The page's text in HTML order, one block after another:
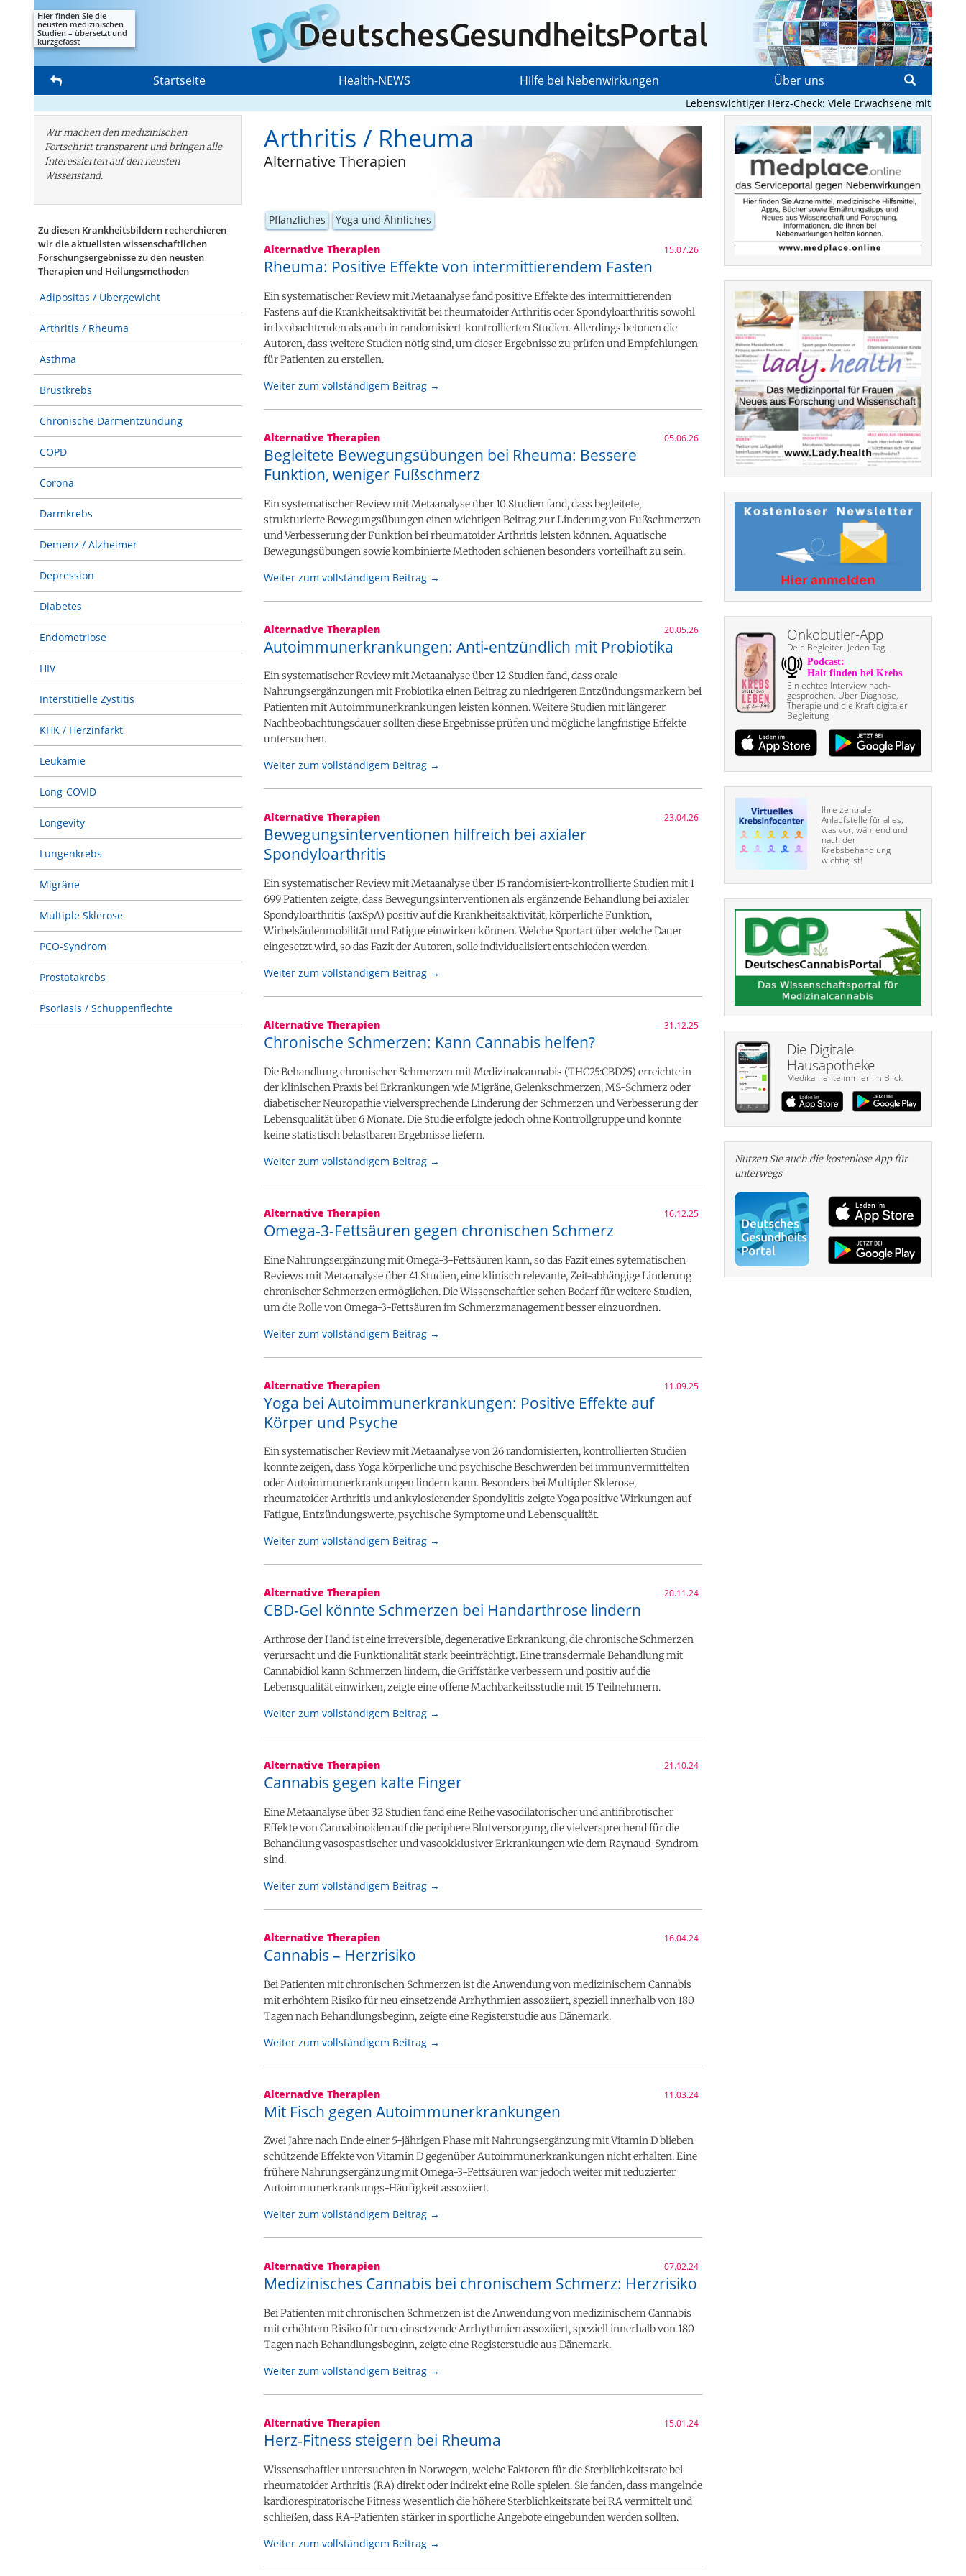
Hier finden Sie die
neusten medizinischen
Studien – übersetzt und
kurzgefasst
Startseite Health-NEWS Hilfe bei Nebenwirkungen Über uns
Lebenswichtiger Herz-Check: Viele Erwachsene mit
Wir machen den medizinischen
Fortschritt transparent und bringen alle
Interessierten auf den neusten
Wissenstand.
Zu diesen Krankheitsbildern recherchieren
wir die aktuellsten wissenschaftlichen
Forschungs­ergebnisse zu den neusten
Therapien und Heilungsmethoden
Adipositas / Übergewicht
Arthritis / Rheuma
Asthma
Brustkrebs
Chronische Darmentzündung
COPD
Corona
Darmkrebs
Demenz / Alzheimer
Depression
Diabetes
Endometriose
HIV
Interstitielle Zystitis
KHK / Herzinfarkt
Leukämie
Long-COVID
Longevity
Lungenkrebs
Migräne
Multiple Sklerose
PCO-Syndrom
Prostatakrebs
Psoriasis / Schuppenflechte
Arthritis / Rheuma
Alternative Therapien
Pflanzliches Yoga und Ähnliches
Alternative Therapien 15.07.26
Rheuma: Positive Effekte von intermittierendem Fasten
Ein systematischer Review mit Metaanalyse fand positive Effekte des intermittierenden
Fastens auf die Krankheitsaktivität bei rheumatoider Arthritis oder Spondyloarthritis sowohl
in beobachtenden als auch in randomisiert-kontrollierten Studien. Allerdings betonen die
Autoren, dass weitere Studien nötig sind, um dieser Ergebnisse zu prüfen und Empfehlungen
für Patienten zu erstellen.
Weiter zum vollständigem Beitrag →
Alternative Therapien 05.06.26
Begleitete Bewegungsübungen bei Rheuma: Bessere
Funktion, weniger Fußschmerz
Ein systematischer Review mit Metaanalyse über 10 Studien fand, dass begleitete,
strukturierte Bewegungsübungen einen wichtigen Beitrag zur Linderung von Fußschmerzen
und Verbesserung der Funktion bei rheumatoider Arthritis leisten können. Aquatische
Bewegungsübungen sowie kombinierte Methoden schienen besonders vorteilhaft zu sein.
Weiter zum vollständigem Beitrag →
Alternative Therapien 20.05.26
Autoimmunerkrankungen: Anti-entzündlich mit Probiotika
Ein systematischer Review mit Metaanalyse über 12 Studien fand, dass orale
Nahrungsergänzungen mit Probiotika einen Beitrag zu niedrigeren Entzündungsmarkern bei
Patienten mit Autoimmunerkrankungen leisten können. Weitere Studien mit längerer
Nachbeobachtungsdauer sollten diese Ergebnisse prüfen und mögliche langfristige Effekte
untersuchen.
Weiter zum vollständigem Beitrag →
Alternative Therapien 23.04.26
Bewegungsinterventionen hilfreich bei axialer
Spondyloarthritis
Ein systematischer Review mit Metaanalyse über 15 randomisiert-kontrollierte Studien mit 1
699 Patienten zeigte, dass Bewegungsinterventionen als ergänzende Behandlung bei axialer
Spondyloarthritis (axSpA) positiv auf die Krankheitsaktivität, körperliche Funktion,
Wirbelsäulenmobilität und Fatigue einwirken können. Welche Sportart über welche Dauer
eingesetzt wird, so das Fazit der Autoren, solle individualisiert entschieden werden.
Weiter zum vollständigem Beitrag →
Alternative Therapien 31.12.25
Chronische Schmerzen: Kann Cannabis helfen?
Die Behandlung chronischer Schmerzen mit Medizinalcannabis (THC25:CBD25) erreichte in
der klinischen Praxis bei Erkrankungen wie Migräne, Gelenkschmerzen, MS-Schmerz oder
diabetischer Neuropathie vielversprechende Linderung der Schmerzen und Verbesserung der
Lebensqualität über 6 Monate. Die Studie erfolgte jedoch ohne Kontrollgruppe und konnte
keine statistisch belastbaren Ergebnisse liefern.
Weiter zum vollständigem Beitrag →
Alternative Therapien 16.12.25
Omega-3-Fettsäuren gegen chronischen Schmerz
Eine Nahrungsergänzung mit Omega-3-Fettsäuren kann, so das Fazit eines sytematischen
Reviews mit Metaanalyse über 41 Studien, eine klinisch relevante, Zeit-abhängige Linderung
chronischer Schmerzen ermöglichen. Die Wissenschaftler sehen Bedarf für weitere Studien,
um die Rolle von Omega-3-Fettsäuren im Schmerzmanagement besser einzuordnen.
Weiter zum vollständigem Beitrag →
Alternative Therapien 11.09.25
Yoga bei Autoimmunerkrankungen: Positive Effekte auf
Körper und Psyche
Ein systematischer Review mit Metaanalyse von 26 randomisierten, kontrollierten Studien
konnte zeigen, dass Yoga körperliche und psychische Beschwerden bei immunvermittelten
oder Autoimmunerkrankungen lindern kann. Besonders bei Multipler Sklerose,
rheumatoider Arthritis und ankylosierender Spondylitis zeigte Yoga positive Wirkungen auf
Fatigue, Entzündungswerte, psychische Symptome und Lebensqualität.
Weiter zum vollständigem Beitrag →
Alternative Therapien 20.11.24
CBD-Gel könnte Schmerzen bei Handarthrose lindern
Arthrose der Hand ist eine irreversible, degenerative Erkrankung, die chronische Schmerzen
verursacht und die Funktionalität stark beeinträchtigt. Eine transdermale Behandlung mit
Cannabidiol kann Schmerzen lindern, die Griffstärke verbessern und positiv auf die
Lebensqualität einwirken, zeigte eine offene Machbarkeitsstudie mit 15 Teilnehmern.
Weiter zum vollständigem Beitrag →
Alternative Therapien 21.10.24
Cannabis gegen kalte Finger
Eine Metaanalyse über 32 Studien fand eine Reihe vasodilatorischer und antifibrotischer
Effekte von Cannabinoiden auf die periphere Blutversorgung, die vielversprechend für die
Behandlung vasospastischer und vasookklusiver Erkrankungen wie dem Raynaud-Syndrom
sind.
Weiter zum vollständigem Beitrag →
Alternative Therapien 16.04.24
Cannabis – Herzrisiko
Bei Patienten mit chronischen Schmerzen ist die Anwendung von medizinischem Cannabis
mit erhöhtem Risiko für neu einsetzende Arrhythmien assoziiert, speziell innerhalb von 180
Tagen nach Behandlungsbeginn, zeigte eine Registerstudie aus Dänemark.
Weiter zum vollständigem Beitrag →
Alternative Therapien 11.03.24
Mit Fisch gegen Autoimmunerkrankungen
Zwei Jahre nach Ende einer 5-jährigen Phase mit Nahrungsergänzung mit Vitamin D blieben
schützende Effekte von Vitamin D gegenüber Autoimmunerkrankungen nicht erhalten. Eine
frühere Nahrungsergänzung mit Omega-3-Fettsäuren war jedoch weiter mit reduzierter
Autoimmunerkrankungs-Häufigkeit assoziiert.
Weiter zum vollständigem Beitrag →
Alternative Therapien 07.02.24
Medizinisches Cannabis bei chronischem Schmerz: Herzrisiko
Bei Patienten mit chronischen Schmerzen ist die Anwendung von medizinischem Cannabis
mit erhöhtem Risiko für neu einsetzende Arrhythmien assoziiert, speziell innerhalb von 180
Tagen nach Behandlungsbeginn, zeigte eine Registerstudie aus Dänemark.
Weiter zum vollständigem Beitrag →
Alternative Therapien 15.01.24
Herz-Fitness steigern bei Rheuma
Wissenschaftler untersuchten in Norwegen, welche Faktoren für die Sterblichkeitsrate bei
rheumatoider Arthritis (RA) direkt oder indirekt eine Rolle spielen. Sie fanden, dass mangelnde
kardiorespiratorische Fitness wesentlich die höhere Sterblichkeitsrate bei RA vermittelt und
schließen, dass RA-Patienten stärker in sportliche Angebote eingebunden werden sollten.
Weiter zum vollständigem Beitrag →
Onkobutler-App
Dein Begleiter. Jeden Tag.
Ein echtes Interview nach­
gesprochen. Über Diagnose,
Therapie und die Kraft digitaler
Begleitung
Ihre zentrale
Anlaufstelle für alles,
was vor, während und
nach der
Krebsbehandlung
wichtig ist!
Die Digitale
Hausapotheke
Medikamente immer im Blick
Nutzen Sie auch die kosten­lose App für
unterwegs